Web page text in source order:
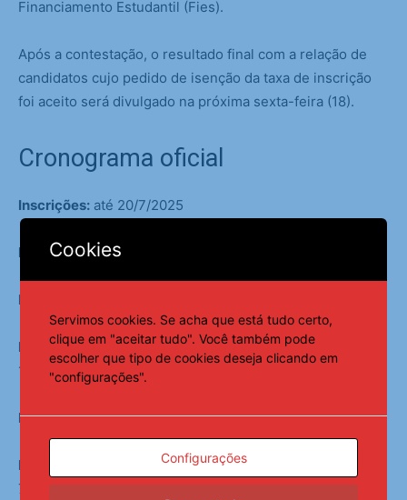
Financiamento Estudantil (Fies).
Após a contestação, o resultado final com a relação de
candidatos cujo pedido de isenção da taxa de inscrição
foi aceito será divulgado na próxima sexta-feira (18).
Cronograma oficial
Inscrições: até 20/7/2025
Pagamento da taxa:
Prova objetiva:
Divulgação da objetiva e convocação para a discursiva:
12/11/2025
Envio de títulos:13 a 19/11/2025
Prova discursiva (para aprovados na prova objetiva):
7/12/2025
Cookies
Servimos cookies. Se acha que está tudo certo,
clique em "aceitar tudo". Você também pode
escolher que tipo de cookies deseja clicando em
"configurações".
Configurações